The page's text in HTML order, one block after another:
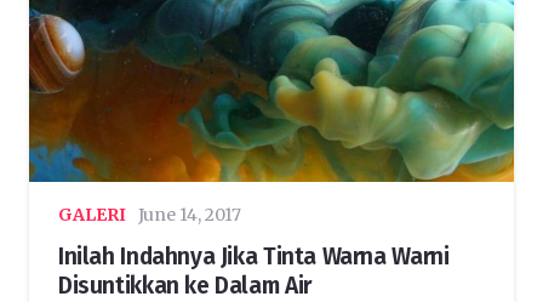
GALERI June 14, 2017
Inilah Indahnya Jika Tinta Warna Warni
Disuntikkan ke Dalam Air